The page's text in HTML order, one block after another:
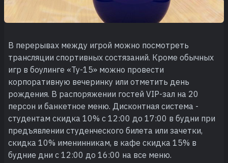
В перерывах между игрой можно посмотреть
трансляции спортивных состязаний. Кроме обычных
игр в боулинге «Ту-15» можно провести
корпоративную вечеринку или отметить день
рождения. В распоряжении гостей VIP-зал на 20
персон и банкетное меню. Дисконтная система -
студентам скидка 10% с 12:00 до 17:00 в будни при
предъявлении студенческого билета или зачетки,
скидка 10% именинникам, в кафе скидка 15% в
будние дни с 12:00 до 16:00 на все меню.